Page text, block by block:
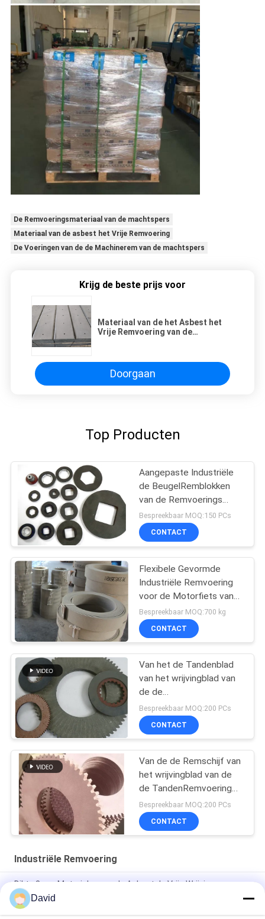
De Remvoeringsmateriaal van de machtspers
Materiaal van de asbest het Vrije Remvoering
De Voeringen van de de Machinerem van de machtspers
Krijg de beste prijs voor
Materiaal van de het Asbest het
Vrije Remvoering van de
Doorgaan
Top Producten
Aangepaste Industriële
de BeugelRemblokken
van de Remvoerings
Hoge Flexibiliteit
Bespreekbaar MOQ:150 PCs
CONTACT
Flexibele Gevormde
Industriële Remvoering
voor de Motorfiets van
de Lichte
Vrachtwagenbestelwagen
Bespreekbaar MOQ:700 kg
CONTACT
Van het de Tandenblad
van het wrijvingblad van
de de
TandenRemvoering van
de de Tandenschijf de
Voering van de de
Bespreekbaar MOQ:200 PCs
CONTACT
Van de de Remschijf van
het wrijvingblad van de
de TandenRemvoering
van de de Tandenschijf
de Voering van de de
Tandenwrijving
Bespreekbaar MOQ:200 PCs
CONTACT
Industriële Remvoering
Dikte 3mm Materialen van de Asbest de Vrije Wrijving
Van de de Machineolie van de machtspers de Weerstands
David